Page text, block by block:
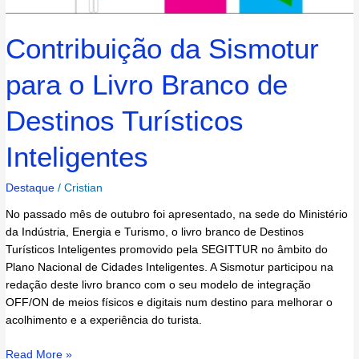
Contribuição da Sismotur
para o Livro Branco de
Destinos Turísticos
Inteligentes
Destaque /Cristian
No passado mês de outubro foi apresentado, na sede do Ministério
da Indústria, Energia e Turismo, o livro branco de Destinos
Turísticos Inteligentes promovido pela SEGITTUR no âmbito do
Plano Nacional de Cidades Inteligentes. A Sismotur participou na
redação deste livro branco com o seu modelo de integração
OFF/ON de meios físicos e digitais num destino para melhorar o
acolhimento e a experiência do turista.
Read More »